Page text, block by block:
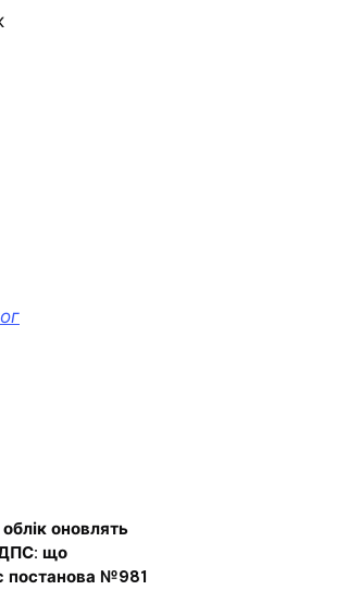
оновлять
ДПС: що
постанова №981